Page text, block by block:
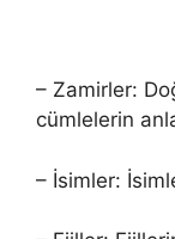
– Zamirler:
cümlelerin
– İsimler: